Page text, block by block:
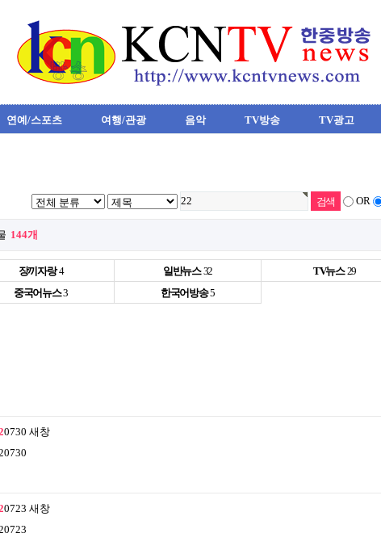
연예/스포츠 여행/관광 음악 TV방송 TV광고
OR
144개
장끼자랑 4 일반뉴스 32 TV뉴스 29
중국어뉴스 3 한국어방송 5
0730 새창
0723 새창